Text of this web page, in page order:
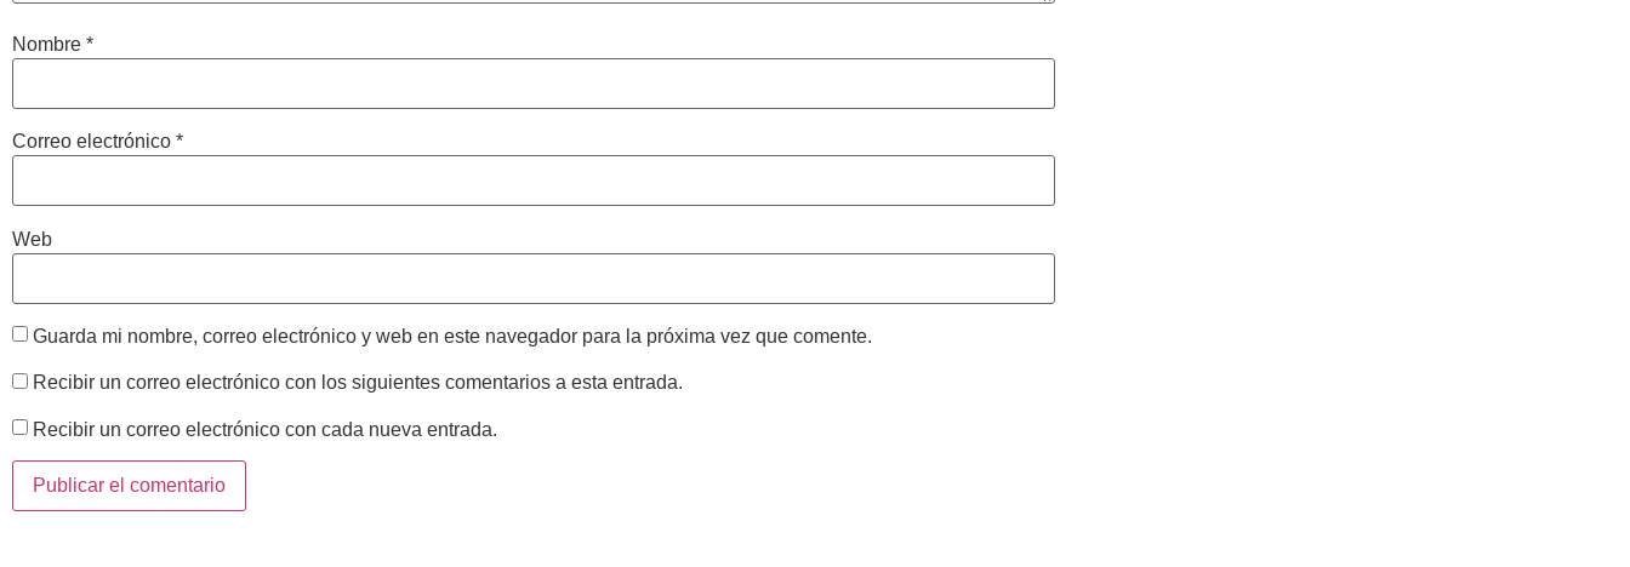
Nombre *
Correo electrónico *
Web
Guarda mi nombre, correo electrónico y web en este navegador para la próxima vez que comente.
Recibir un correo electrónico con los siguientes comentarios a esta entrada.
Recibir un correo electrónico con cada nueva entrada.